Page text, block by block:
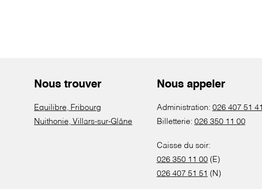
Nous trouver
Equilibre, Fribourg
Nuithonie, Villars-sur-Glâne
Nous appeler
Administration: 026 407 51 41
Billetterie: 026 350 11 00
Caisse du soir:
026 350 11 00(E)
026 407 51 51 (N)